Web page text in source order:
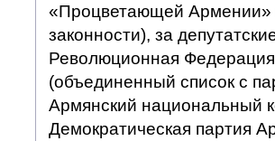
«Процветающей
законности), за
Революционная
(объединенный список с
Армянский национальный
Демократическая партия